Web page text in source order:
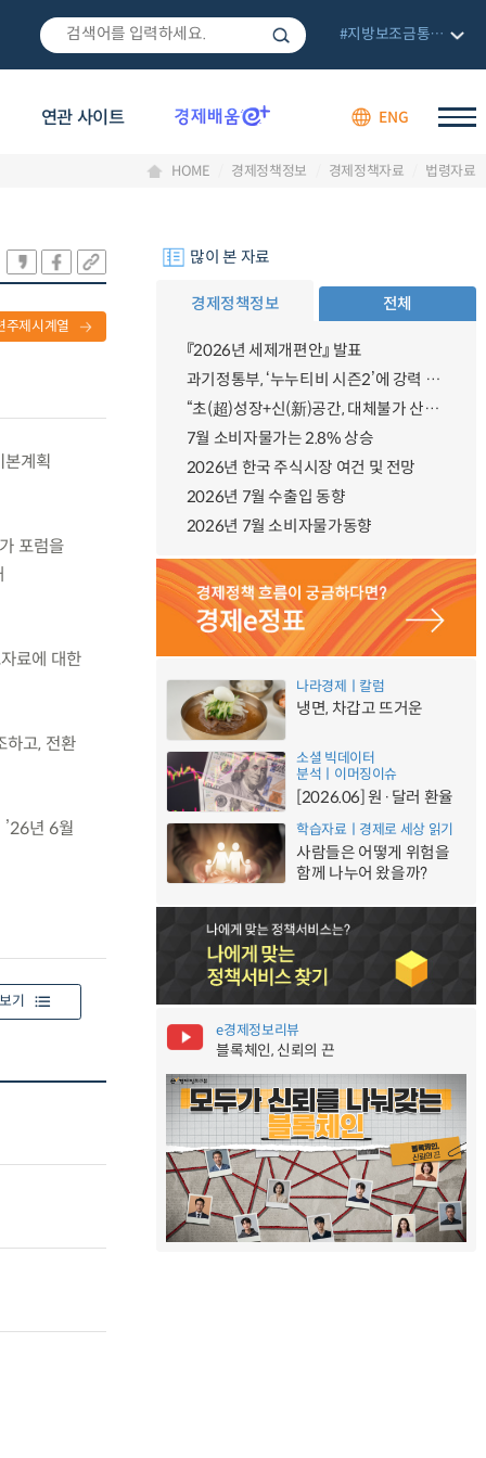
연관 사이트 ENG
#지방보조금통합관리망
HOME 경제정책정보 경제정책자료 법령자료
주제시계열
계획
포럼을
료에 대한
하고, 전환
년 6월
기
많이 본 자료
경제정책정보 전체
『2026년 세제개편안』 발표
과기정통부, ‘누누티비 시즌2’에 강력 대응 의지 밝혀
“초(超)성장+신(新)공간, 대체불가 산업강국”
7월 소비자물가는 2.8% 상승
2026년 한국 주식시장 여건 및 전망
2026년 7월 수출입 동향
2026년 7월 소비자물가동향
나라경제ㅣ칼럼
냉면, 차갑고 뜨거운
소셜 빅데이터
분석ㅣ이머징이슈
[2026.06] 원·달러 환율
학습자료ㅣ경제로 세상 읽기
사람들은 어떻게 위험을
함께 나누어 왔을까?
e경제정보리뷰
블록체인, 신뢰의 끈